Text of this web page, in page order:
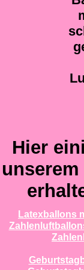
Hier
Latexballons